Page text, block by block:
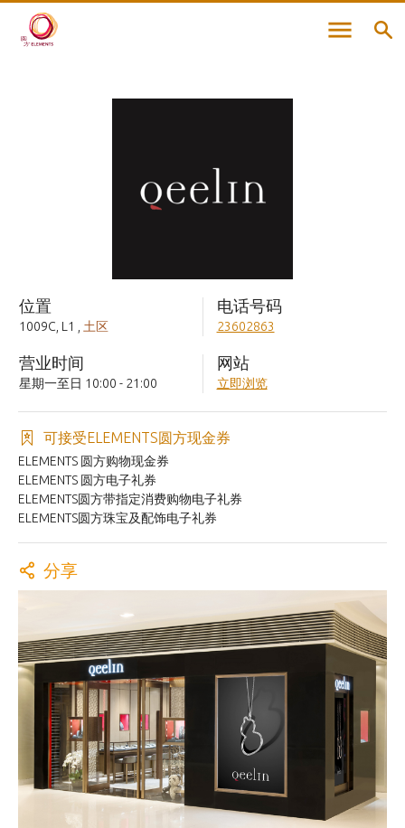
位置
1009C, L1 土区
电话号码
23602863
营业时间
星期一至日 10:00 - 21:00
网站
立即浏览
可接受ELEMENTS圆方现金券
ELEMENTS 圆方购物现金券
ELEMENTS 圆方电子礼券
ELEMENTS圆方带指定消费购物电子礼券
ELEMENTS圆方珠宝及配饰电子礼券
分享